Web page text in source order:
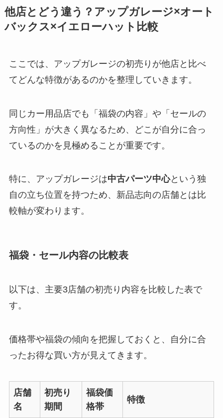
他店とどう違う？アップガレージ×オート
バックス×イエローハット比較
ここでは、アップガレージの初売りが他店と比べ
てどんな特徴があるのかを整理していきます。
同じカー用品店でも「福袋の内容」や「セールの
方向性」が大きく異なるため、どこが自分に合っ
ているのかを見極めることが重要です。
特に、アップガレージは中古パーツ中心という独
自の立ち位置を持つため、新品志向の店舗とは比
較軸が変わります。
福袋・セール内容の比較表
以下は、主要3店舗の初売り内容を比較した表で
す。
価格帯や福袋の傾向を把握しておくと、自分に合
ったお得な買い方が見えてきます。
店舗
名
初売り
期間
福袋価
格帯
特徴